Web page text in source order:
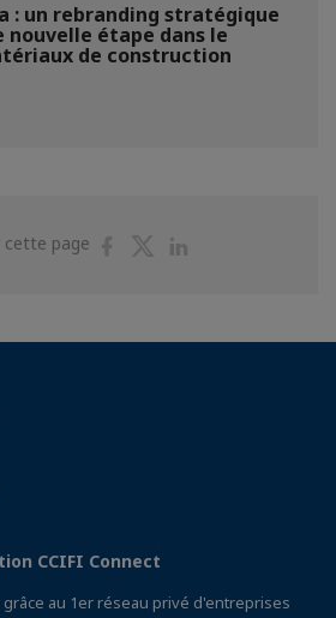
: un rebranding stratégique
nouvelle étape dans le
de construction
cette page
PartagerPartager
CCIFI Connect
au 1er réseau privé d'entreprises